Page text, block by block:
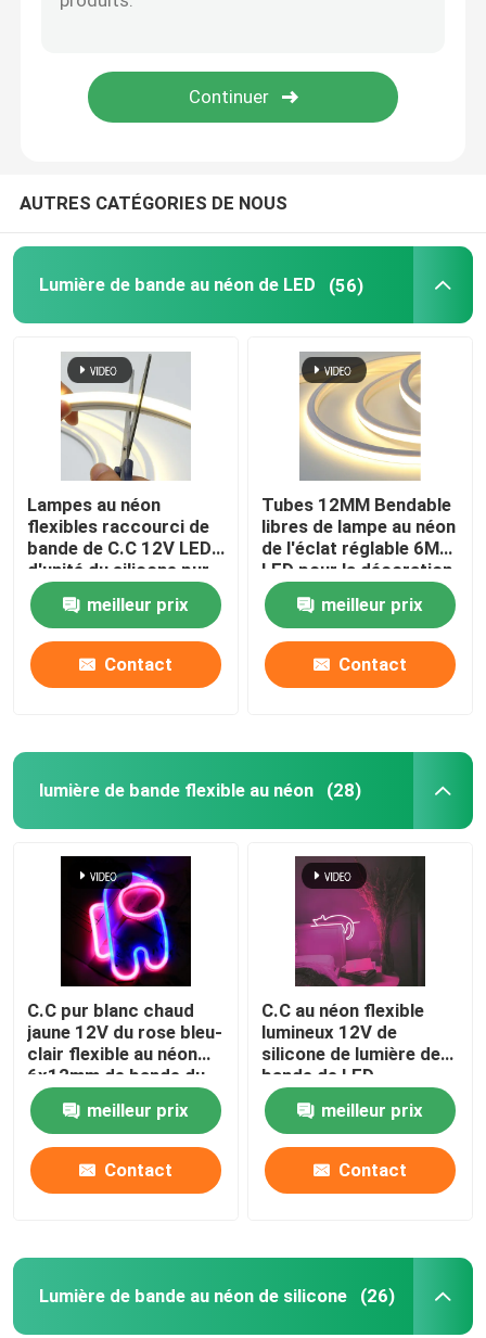
Sous l'éclairage de l'étagère LED
Rail de lumière de voie de LED
lumière accrochante linéaire menée
Panneau acrylique de LGP
Lampe souterraine de LED
Alimentation d'énergie de module de LED
Accessoires de capteur de LED
Lumière à néon LED extérieure
AUTRES CATÉGORIES DE NOUS
Lumière de bande au néon de LED (56)
Lampes au néon
flexibles raccourci de
bande de C.C 12V LED
d'unité du silicone pur
au néon LED de la
lumière 9W 6X12MM
meilleur prix
Contact
Tubes 12MM Bendable
libres de lampe au néon
de l'éclat réglable 6MM
LED pour la décoration
intérieure
meilleur prix
Contact
lumière de bande flexible au néon (28)
C.C pur blanc chaud
jaune 12V du rose bleu-
clair flexible au néon
6x12mm de bande du
silicone 9W
meilleur prix
Contact
C.C au néon flexible
lumineux 12V de
silicone de lumière de
bande de LED
imperméabilisent
décoratifmeilleur prix
Contact
Lumière de bande au néon de silicone (26)